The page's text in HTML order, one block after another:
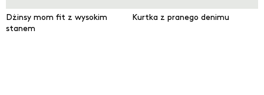
Dżinsy mom fit z wysokim
stanem
Kurtka z pranego denimu